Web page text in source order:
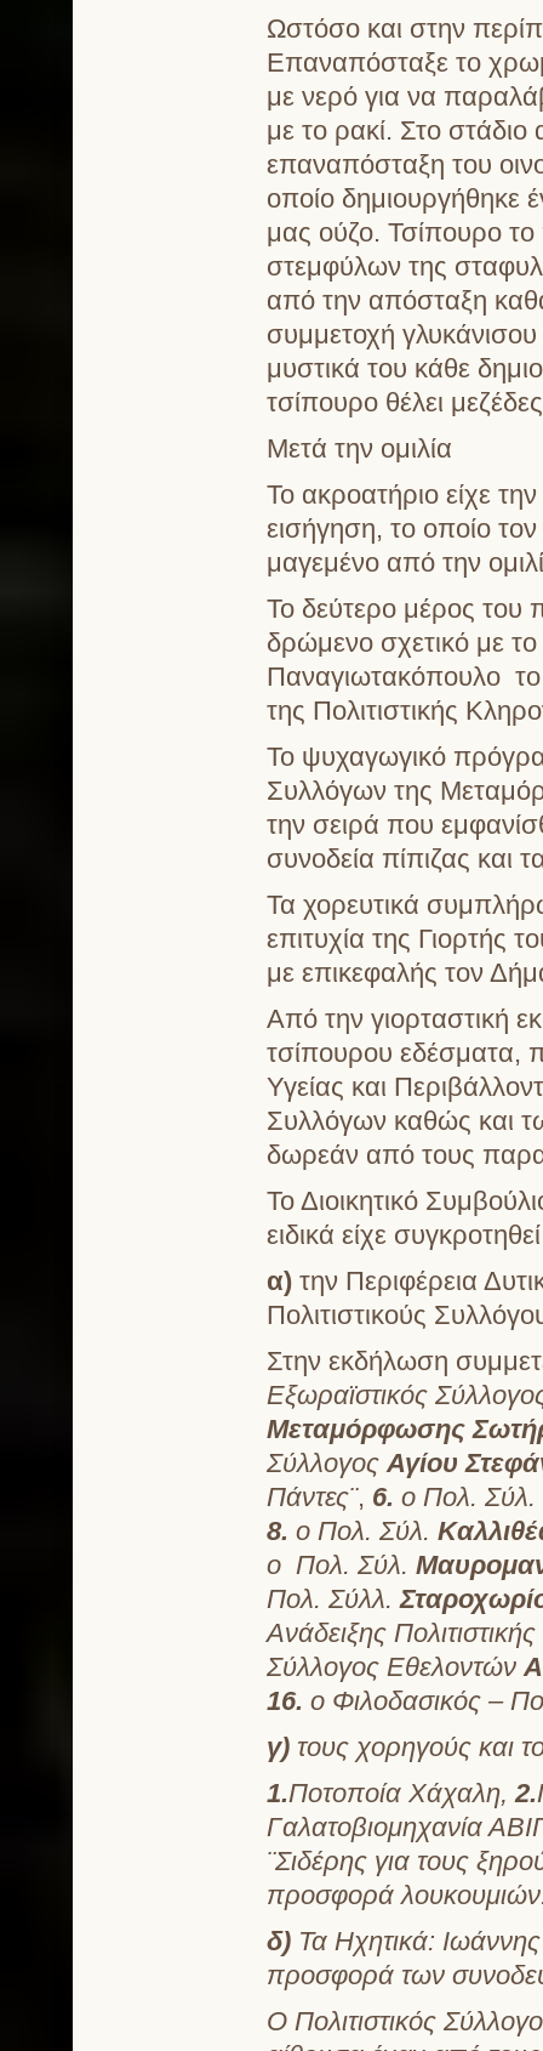
Ωστόσο και στην
Επαναπόσταξε το
με νερό για να
με το ρακί. Στο
επαναπόσταξη του
οποίο δημιουργήθηκε
μας ούζο. Τσίπουρο
στεμφύλων της
από την απόσταξη
συμμετοχή
μυστικά του κάθε
τσίπουρο θέλει
Μετά την ομιλία
Το ακροατήριο είχε
εισήγηση, το οποίο
μαγεμένο από την
Το δεύτερο μέρος του
δρώμενο σχετικό με
Παναγιωτακόπουλο
της Πολιτιστικής
Το ψυχαγωγικό
Συλλόγων της
την σειρά που
συνοδεία πίπιζας και
Τα χορευτικά
επιτυχία της Γιορτής
με επικεφαλής τον
Από την γιορταστική
τσίπουρου εδέσματα,
Υγείας και
Συλλόγων καθώς και
δωρεάν από τους
Το Διοικητικό
ειδικά είχε
α) την Περιφέρεια
Πολιτιστικούς
Στην εκδήλωση
Εξωραϊστικός
Μεταμόρφωσης
ΣύλλογοςΑγίου
Πάντες¨, 6. ο Πολ. Σύλ.
8. ο Πολ. Σύλ.
ο Πολ. Σύλ.
Πολ. Σύλλ.
Ανάδειξης
Σύλλογος Εθελοντών
16. ο Φιλοδασικός –
γ) τους χορηγούς και
1.Ποτοποία Χάχαλη,2.
Γαλατοβιομηχανία
¨Σιδέρης για τους
προσφορά
δ) Τα Ηχητικά:
προσφορά των
Ο Πολιτιστικός